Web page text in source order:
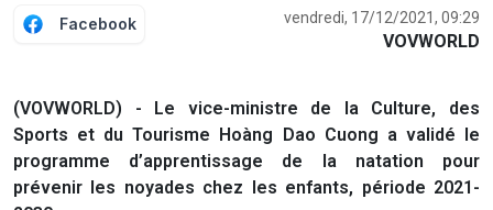
Facebook vendredi, 17/12/2021, 09:29
VOVWORLD
(VOVWORLD) - Le vice-ministre de la Culture, des
Sports et du Tourisme Hoàng Dao Cuong a validé le
programme d’apprentissage de la natation pour
prévenir les noyades chez les enfants, période 2021-